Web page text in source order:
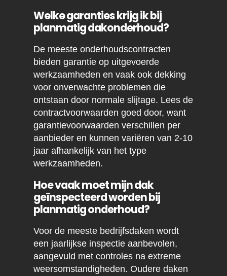
Welke garanties krijg ik bij
planmatig dakonderhoud?
De meeste onderhoudscontracten
bieden garantie op uitgevoerde
werkzaamheden en vaak ook dekking
voor onverwachte problemen die
ontstaan door normale slijtage. Lees de
contractvoorwaarden goed door, want
garantievoorwaarden verschillen per
aanbieder en kunnen variëren van 2-10
jaar afhankelijk van het type
werkzaamheden.
Hoe vaak moet mijn dak
geïnspecteerd worden bij
planmatig onderhoud?
Voor de meeste bedrijfsdaken wordt
een jaarlijkse inspectie aanbevolen,
aangevuld met controles na extreme
weersomstandigheden. Oudere daken